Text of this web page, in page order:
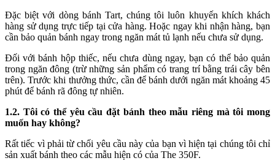
Đặc biệt với dòng bánh Tart, chúng tôi luôn khuyến khích khách
hàng sử dụng trực tiếp tại cửa hàng. Hoặc ngay khi nhận hàng, bạn
cần bảo quản bánh ngay trong ngăn mát tủ lạnh nếu chưa sử dụng.
Đối với bánh hộp thiếc, nếu chưa dùng ngay, bạn có thể bảo quản
trong ngăn đông (trừ những sản phẩm có trang trí bằng trái cây bên
trên). Trước khi thưởng thức, cần để bánh dưới ngăn mát khoảng 45
phút để bánh rã đông tự nhiên.
1.2. Tôi có thể yêu cầu đặt bánh theo mẫu riêng mà tôi mong
muốn hay không?
Rất tiếc vì phải từ chối yêu cầu này của bạn vì hiện tại chúng tôi chỉ
sản xuất bánh theo các mẫu hiện có của The 350F.